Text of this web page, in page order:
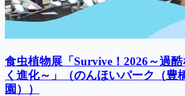
食虫植物展「Survive！2026～過
く進化～」（のんほいパーク（豊
園））